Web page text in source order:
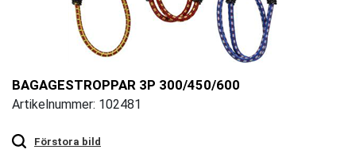
BAGAGESTROPPAR 3P 300/450/600
Artikelnummer: 102481
Förstora bild
zoom